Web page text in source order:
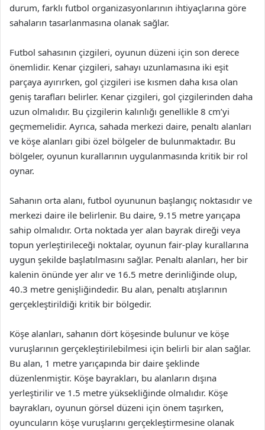
durum, farklı futbol organizasyonlarının ihtiyaçlarına göre
sahaların tasarlanmasına olanak sağlar.
Futbol sahasının çizgileri, oyunun düzeni için son derece
önemlidir. Kenar çizgileri, sahayı uzunlamasına iki eşit
parçaya ayırırken, gol çizgileri ise kısmen daha kısa olan
geniş tarafları belirler. Kenar çizgileri, gol çizgilerinden daha
uzun olmalıdır. Bu çizgilerin kalınlığı genellikle 8 cm’yi
geçmemelidir. Ayrıca, sahada merkezi daire, penaltı alanları
ve köşe alanları gibi özel bölgeler de bulunmaktadır. Bu
bölgeler, oyunun kurallarının uygulanmasında kritik bir rol
oynar.
Sahanın orta alanı, futbol oyununun başlangıç noktasıdır ve
merkezi daire ile belirlenir. Bu daire, 9.15 metre yarıçapa
sahip olmalıdır. Orta noktada yer alan bayrak direği veya
topun yerleştirileceği noktalar, oyunun fair-play kurallarına
uygun şekilde başlatılmasını sağlar. Penaltı alanları, her bir
kalenin önünde yer alır ve 16.5 metre derinliğinde olup,
40.3 metre genişliğindedir. Bu alan, penaltı atışlarının
gerçekleştirildiği kritik bir bölgedir.
Köşe alanları, sahanın dört köşesinde bulunur ve köşe
vuruşlarının gerçekleştirilebilmesi için belirli bir alan sağlar.
Bu alan, 1 metre yarıçapında bir daire şeklinde
düzenlenmiştir. Köşe bayrakları, bu alanların dışına
yerleştirilir ve 1.5 metre yüksekliğinde olmalıdır. Köşe
bayrakları, oyunun görsel düzeni için önem taşırken,
oyuncuların köşe vuruşlarını gerçekleştirmesine olanak